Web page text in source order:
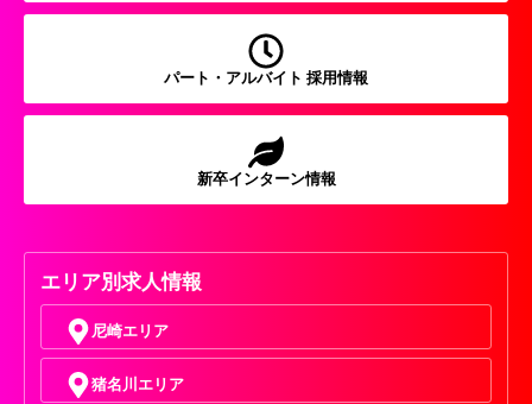
パート・アルバイト 採用情報
新卒インターン情報
エリア別求人情報
尼崎エリア
猪名川エリア